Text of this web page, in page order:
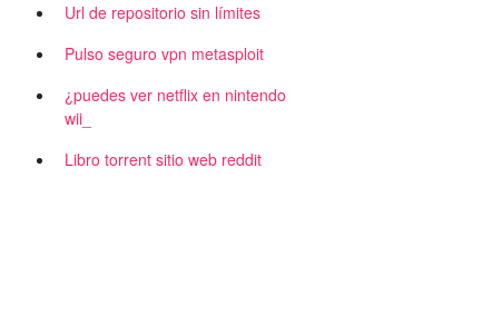
Url de repositorio sin límites
Pulso seguro vpn metasploit
¿puedes ver netflix en nintendo
wii_
Libro torrent sitio web reddit